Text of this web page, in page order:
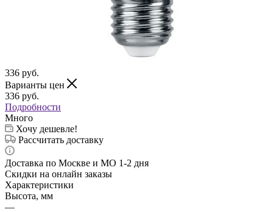
336 руб.
Варианты цен
336 руб.
Подробности
Много
Хочу дешевле!
Рассчитать доставку
Доставка по Москве и МО 1-2 дня
Скидки на онлайн заказы
Характеристики
Высота, мм
—